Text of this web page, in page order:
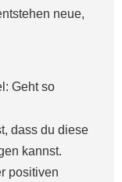
neue,
Geht so
dass du diese
kannst.
positiven